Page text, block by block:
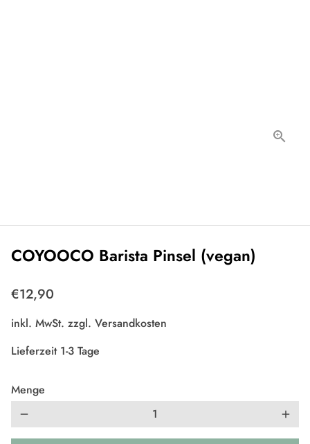
COYOOCO Barista Pinsel (vegan)
€12,90
inkl. MwSt. zzgl. Versandkosten
Lieferzeit 1-3 Tage
Menge
remove add